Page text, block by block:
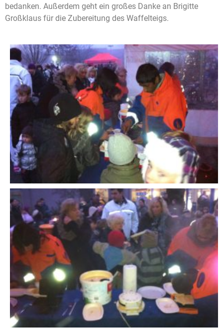
bedanken. Außerdem geht ein großes Danke an Brigitte
Großklaus für die Zubereitung des Waffelteigs.